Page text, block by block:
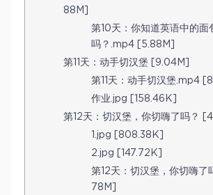
88M]
第10天：你知道英语中的面
吗？.mp4 [5.88M]
第11天：动手切汉堡 [9.04M]
第11天：动手切汉堡.mp4
作业.jpg [158.46K]
第12天：切汉堡，你切嗨了吗？
1.jpg [808.38K]
2.jpg [147.72K]
第12天：切汉堡，你切嗨了
78M]